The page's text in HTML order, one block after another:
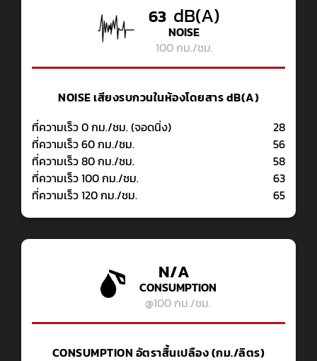
63 dB(A)
NOISE
100 กม./ชม.
NOISEเสียงรบกวนในห้องโดยสาร dB(A)
ที่ความเร็ว 0 กม./ชม. (จอดนิ่ง)
28
ที่ความเร็ว 60 กม./ชม.
56
ที่ความเร็ว 80 กม./ชม.
58
ที่ความเร็ว 100 กม./ชม.
63
ที่ความเร็ว 120 กม./ชม.
65
N/A
CONSUMPTION
@100 กม./ชม.
CONSUMPTION อัตราสื้นเปลือง (กม./ลิตร)